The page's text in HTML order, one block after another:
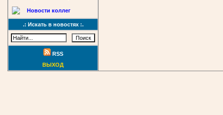
Новости коллег
.: Искать в новостях :.
RSS
ВЫХОД